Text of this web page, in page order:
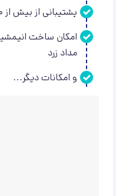
پشتیبانی از بیش از ۵۰ انیمیشن به صورت پیش فرض
امکان ساخت
مداد زرد
و امکانات دیگر…